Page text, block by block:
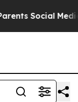
Social Media